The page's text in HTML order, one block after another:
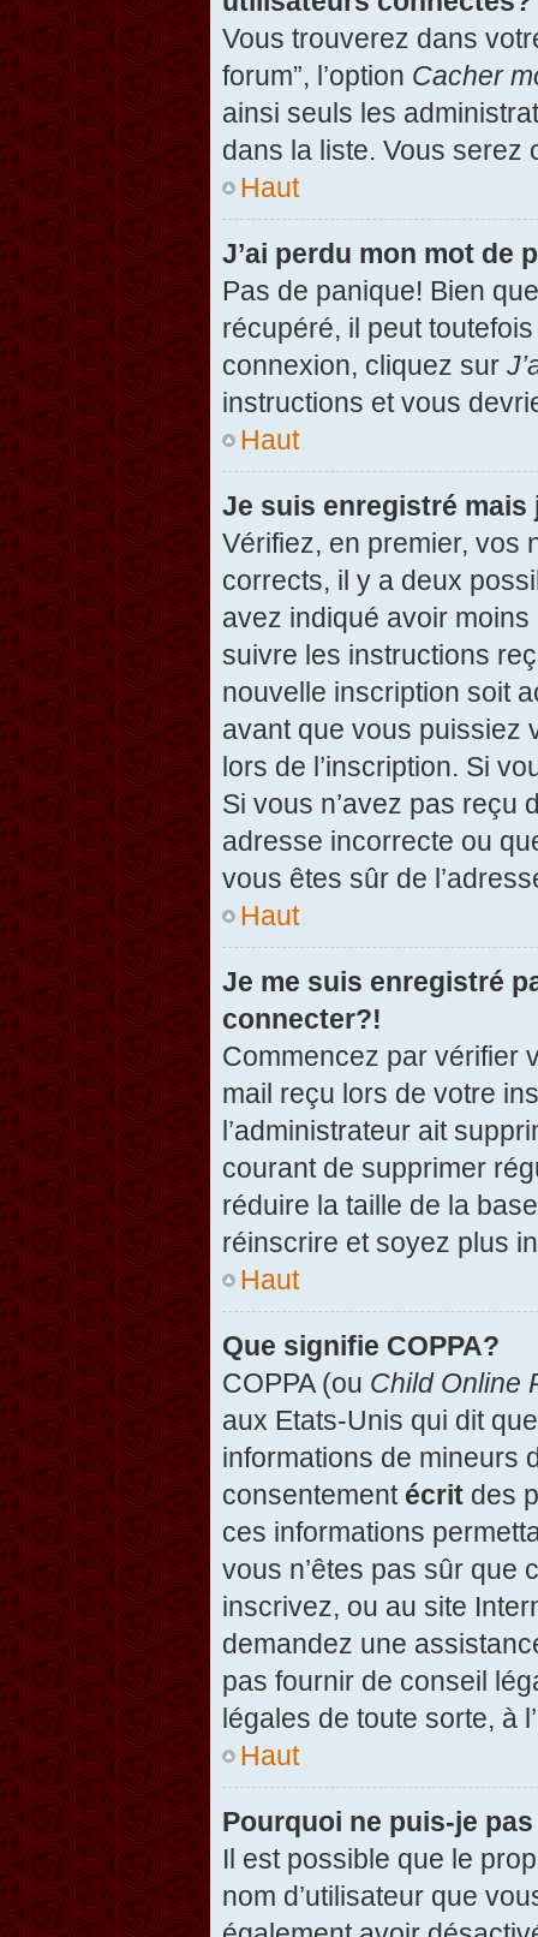
Vous trouverez dans
forum”, l’option Cacher
ainsi seuls les
dans la liste. Vous serez
Haut
J’ai perdu mon mot de
Pas de panique! Bien
récupéré, il peut
connexion, cliquez sur
instructions et vous
Haut
Je suis enregistré mais
Vérifiez, en premier, vos
corrects, il y a deux
avez indiqué avoir
suivre les instructions
nouvelle inscription soit
avant que vous puissiez
lors de l’inscription. Si
Si vous n’avez pas reçu
adresse incorrecte ou
vous êtes sûr de
Haut
Je me suis enregistré
connecter?!
Commencez par vérifier
mail reçu lors de votre
l’administrateur ait
courant de supprimer
réduire la taille de la
réinscrire et soyez plus
Haut
Que signifie COPPA?
COPPA (ou Child Online
aux Etats-Unis qui dit
informations de mineurs
consentement écrit des
ces informations
vous n’êtes pas sûr que
inscrivez, ou au site
demandez une
pas fournir de conseil
légales de toute sorte, à
Haut
Pourquoi ne puis-je
Il est possible que le
nom d’utilisateur que